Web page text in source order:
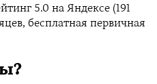
5.0 на Яндексе (191
бесплатная первичная